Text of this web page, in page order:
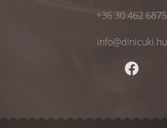
+36 30 462 6875
info@dinicuki.hu